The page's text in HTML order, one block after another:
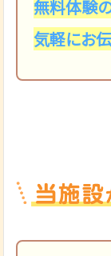
無料体験
気軽にお伝